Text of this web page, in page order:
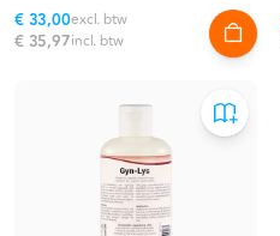
€ 33,00excl. btw
€ 35,97incl. btw